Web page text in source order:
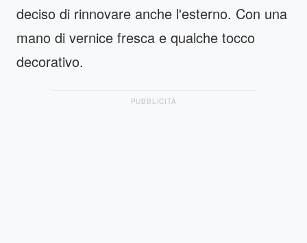
deciso di rinnovare anche l'esterno. Con una
mano di vernice fresca e qualche tocco
decorativo.
PUBBLICITÀ